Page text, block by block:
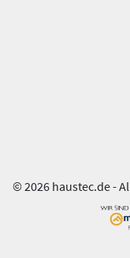
© 2026 haustec.de -